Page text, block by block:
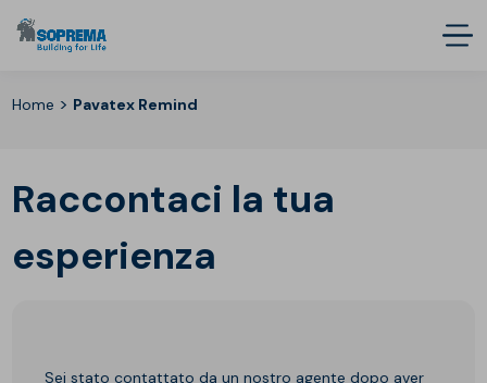
Home > Pavatex Remind
Raccontaci la tua
esperienza
Sei stato contattato da un nostro agente dopo aver